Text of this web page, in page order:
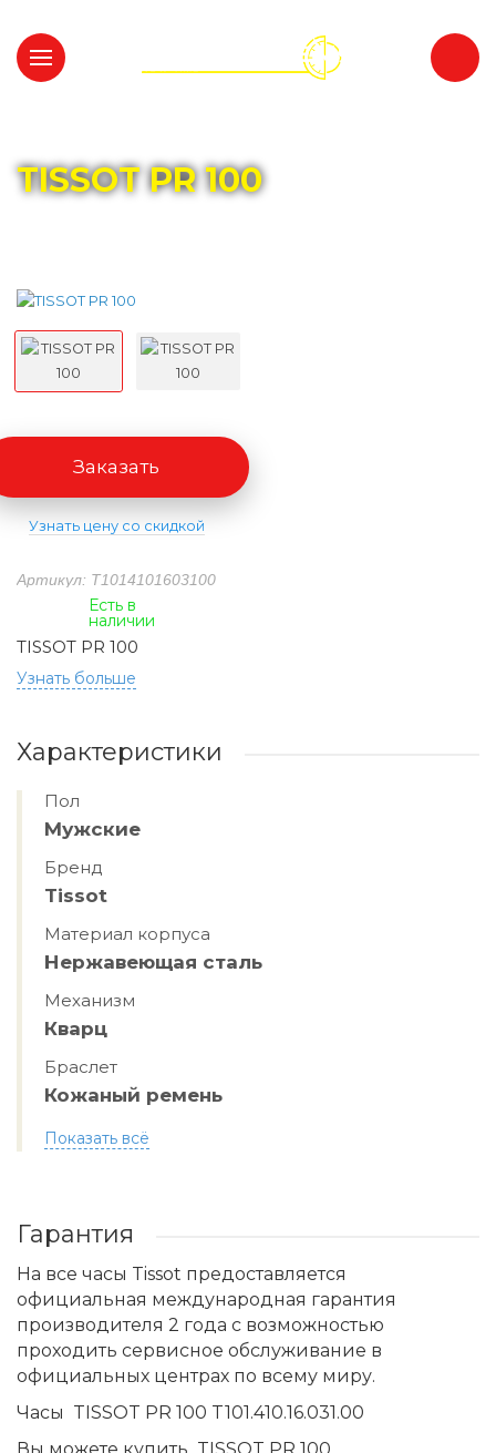
TISSOT PR 100
Артикул: T1014101603100
Есть в
наличии
TISSOT PR 100
Узнать больше
Заказать
Узнать цену со скидкой
Характеристики
Пол
Мужские
Бренд
Tissot
Материал корпуса
Нержавеющая сталь
Механизм
Кварц
Браслет
Кожаный ремень
Показать всё
Гарантия
На все часы Tissot предоставляется
официальная международная гарантия
производителя 2 года с возможностью
проходить сервисное обслуживание в
официальных центрах по всему миру.
Часы TISSOT PR 100 T101.410.16.031.00